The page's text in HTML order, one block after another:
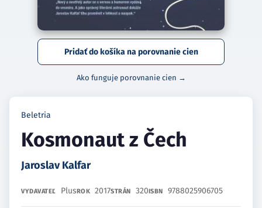
Pridať do košíka na porovnanie cien
Ako funguje porovnanie cien →
Beletria
Kosmonaut z Čech
Jaroslav Kalfar
VYDAVATEĽ PlusROK 2017STRÁN 320ISBN 9788025906705